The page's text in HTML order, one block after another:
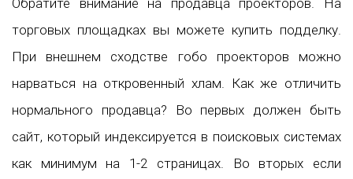
торговых площадках вы можете купить подделку.
При внешнем сходстве гобо проекторов можно
нарваться на откровенный хлам. Как же отличить
нормального продавца? Во первых должен быть
сайт, который индексируется в поисковых системах
как минимум на 1-2 страницах. Во вторых если